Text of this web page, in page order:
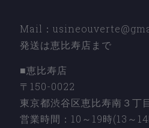
Mail：
発送は恵比寿店まで
■恵比寿店
〒150-0022
東京都渋谷区恵比寿南３丁
営業時間：10～19時(13～